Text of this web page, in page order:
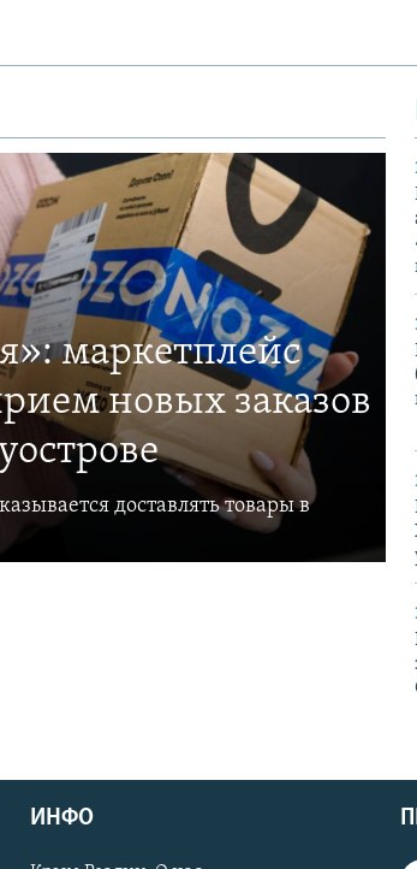
маркетплейс
новых заказов
доставлять товары в
ИНФО